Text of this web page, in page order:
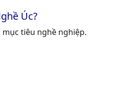
Úc?
tiêu nghề nghiệp.